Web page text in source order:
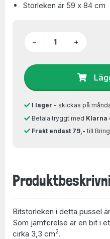
Storleken är 59 x 84 cm
− +
I lager - skickas på
Betala tryggt med Klarna
Frakt endast 79,- till
Bitstorleken i detta pussel
Som jämförelse är en bit i
cirka 3,3 cm2.